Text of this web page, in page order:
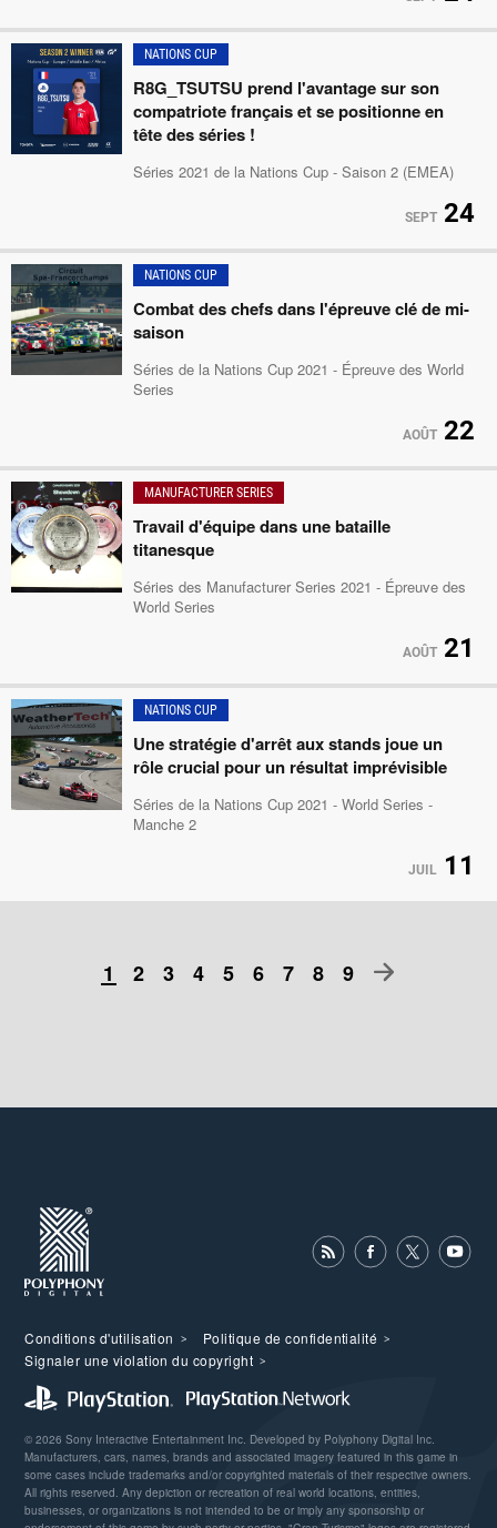
NATIONS CUP
R8G_TSUTSU prend l'avantage sur son
compatriote français et se positionne en
tête des séries !
Séries 2021 de la Nations Cup - Saison 2 (EMEA)
SEPT 24
NATIONS CUP
Combat des chefs dans l'épreuve clé de mi-
saison
Séries de la Nations Cup 2021 - Épreuve des World
Series
AOÛT 22
MANUFACTURER SERIES
Travail d'équipe dans une bataille
titanesque
Séries des Manufacturer Series 2021 - Épreuve des
World Series
AOÛT 21
NATIONS CUP
Une stratégie d'arrêt aux stands joue un
rôle crucial pour un résultat imprévisible
Séries de la Nations Cup 2021 - World Series -
Manche 2
JUIL 11
1 2 3 4 5 6 7 8 9
Conditions d'utilisation
Politique de confidentialité
Signaler une violation du copyright
© 2026 Sony Interactive Entertainment Inc. Developed by Polyphony Digital Inc.
Manufacturers, cars, names, brands and associated imagery featured in this game in
some cases include trademarks and/or copyrighted materials of their respective owners.
All rights reserved. Any depiction or recreation of real world locations, entities,
businesses, or organizations is not intended to be or imply any sponsorship or